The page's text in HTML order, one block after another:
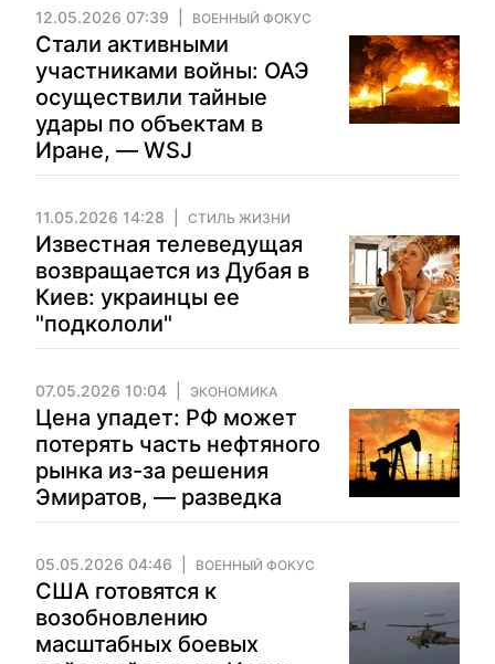
12.05.2026 07:39 ВОЕННЫЙ ФОКУС
Стали активными
участниками войны: ОАЭ
осуществили тайные
удары по объектам в
Иране, — WSJ
11.05.2026 14:28 СТИЛЬ ЖИЗНИ
Известная телеведущая
возвращается из Дубая в
Киев: украинцы ее
"подкололи"
07.05.2026 10:04 ЭКОНОМИКА
Цена упадет: РФ может
потерять часть нефтяного
рынка из-за решения
Эмиратов, — разведка
05.05.2026 04:46 ВОЕННЫЙ ФОКУС
США готовятся к
возобновлению
масштабных боевых